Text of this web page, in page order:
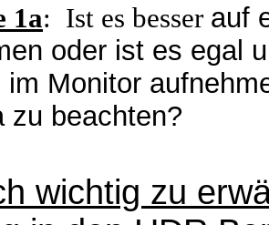
1a: Ist es besser auf
oder ist es egal
im Monitor
zu beachten?
wichtig zu